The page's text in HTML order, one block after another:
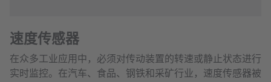
速度传感器
在众多工业应用中，必须对传动装置的转速或静止状态进行
实时监控。在汽车、食品、钢铁和采矿行业，速度传感器被